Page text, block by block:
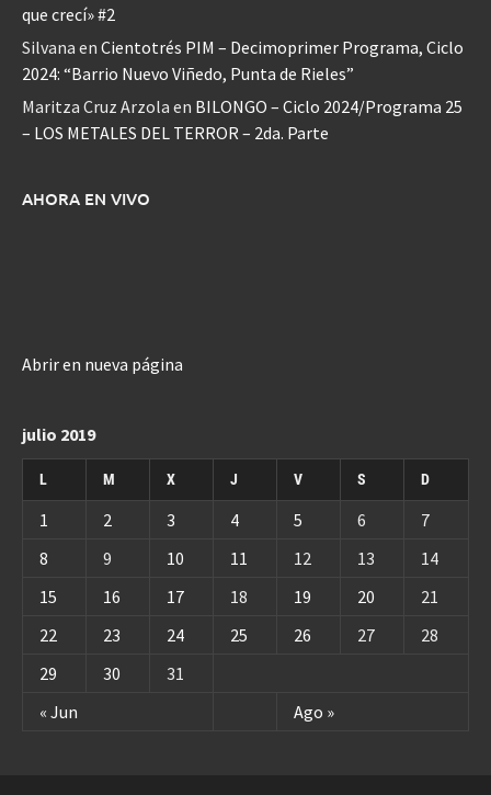
que crecí» #2
Silvana en Cientotrés PIM – Decimoprimer Programa, Ciclo
2024: “Barrio Nuevo Viñedo, Punta de Rieles”
Maritza Cruz Arzola en BILONGO – Ciclo 2024/Programa 25
– LOS METALES DEL TERROR – 2da. Parte
AHORA EN VIVO
Abrir en nueva página
julio 2019
L M X J V S D
« Jun Ago »
1 2 3 4 5 6
7
8
9 10 11 12 13
14
15
16 17 18 19 20
21
22
23 24 25 26 27
28
29
30 31